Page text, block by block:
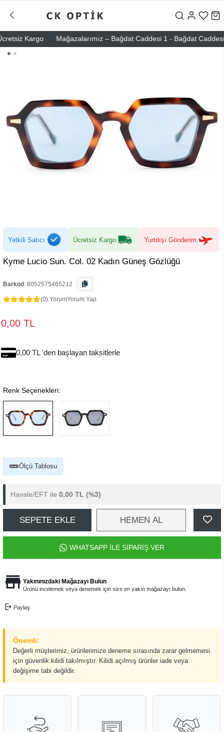
Kargo Mağazalarımız – Bağdat Caddesi 1 - Bağdat Caddesi
Yetkili Satıcı Ücretsiz Kargo Yurtdışı Gönderim
Kyme Lucio Sun. Col. 02 Kadın Güneş Gözlüğü
Barkod : 8052575465212
(0) YorumYorum Yap
0,00 TL
0,00 TL 'den başlayan taksitlerle
Renk Seçenekleri:
Ölçü Tablosu
Havale/EFT ile 0,00 TL (%3)
SEPETE EKLE HEMEN AL
WHATSAPP İLE SİPARİŞ VER
Yakınınızdaki Mağazayı Bulun
Ürünü incelemek veya denemek için size en yakın mağazayı bulun.
Paylaş
Önemli:
Değerli müşterimiz, ürünlerimize deneme sırasında zarar gelmemesi
için güvenlik kilidi takılmıştır. Kilidi açılmış ürünler iade veya
değişime tabi değildir.